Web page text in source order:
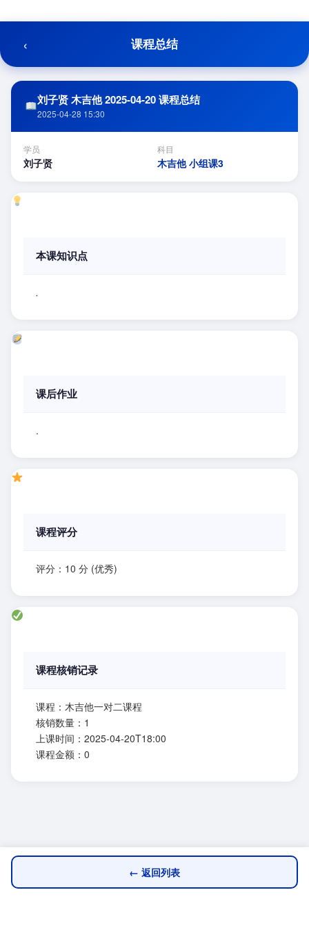
至
容
‹ 课程总结
刘子贤 木吉他 2025-04-20 课程总结
2025-04-28 15:30
学员
刘子贤
科目
木吉他 小组课3
本课知识点
.
课后作业
.
课程评分
评分：10 分 (优秀)
课程核销记录
课程：木吉他一对二课程
核销数量：1
上课时间：2025-04-20T18:00
课程金额：0
← 返回列表